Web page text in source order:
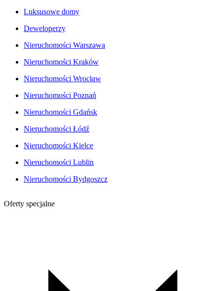
Luksusowe domy
Deweloperzy
Nieruchomości Warszawa
Nieruchomości Kraków
Nieruchomości Wrocław
Nieruchomości Poznań
Nieruchomości Gdańsk
Nieruchomości Łódź
Nieruchomości Kielce
Nieruchomości Lublin
Nieruchomości Bydgoszcz
Oferty specjalne